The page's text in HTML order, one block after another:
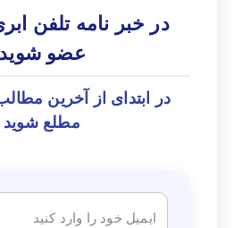
در خبر نامه تلفن
عضو شوید
در ابتدای از آخرین
مطلع شوید